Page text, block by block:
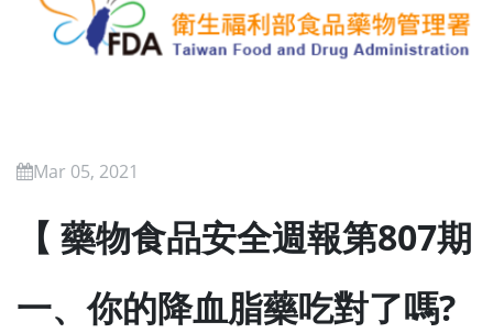
Mar 05, 2021
【 藥物食品安全週報第807期
一、你的降血脂藥吃對了嗎?